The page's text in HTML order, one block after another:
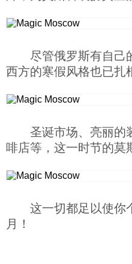
尽管俄罗斯有自己
西方的寒假风格也已扎
圣诞市场、亮丽的
啡店等，这一时节的莫
这一切都足以使你
月！